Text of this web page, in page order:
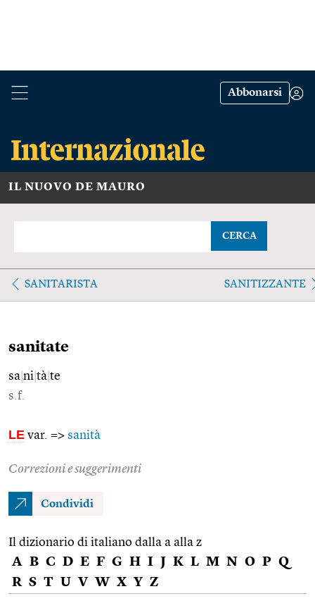
Abbonarsi
IL NUOVO DE MAURO
CERCA
SANITARISTA SANITIZZANTE
sanitate
sa ni tà te
s.f.
LE var. => sanità
Correzioni e suggerimenti
Condividi
Il dizionario di italiano dalla a alla z
A B C D E F G H I J K L M N O P Q
R S T U V W X Y Z